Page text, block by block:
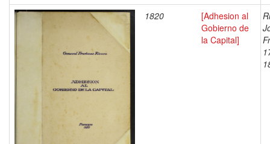
1820
[Adhesion al
Gobierno de
la Capital]